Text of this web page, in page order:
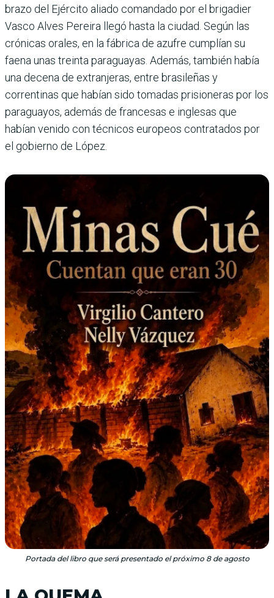
brazo del Ejército aliado comandado por el brigadier
Vasco Alves Pereira llegó hasta la ciudad. Según las
crónicas orales, en la fábrica de azufre cumplían su
faena unas treinta paraguayas. Además, también había
una decena de extranjeras, entre brasileñas y
correntinas que habían sido tomadas prisioneras por los
paraguayos, además de francesas e inglesas que
habían venido con técnicos europeos contratados por
el gobierno de López.
Portada del libro que será presentado el próximo 8 de agosto